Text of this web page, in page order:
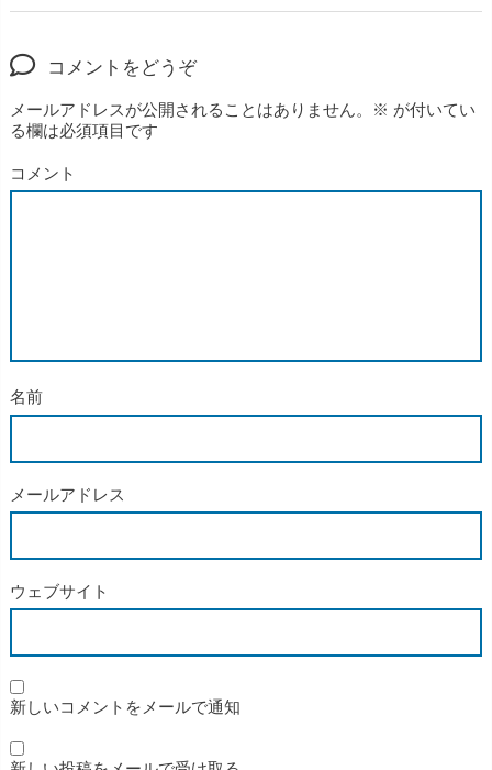
コメントをどうぞ
メールアドレスが公開されることはありません。 ※ が付いてい
る欄は必須項目です
コメント
名前
メールアドレス
ウェブサイト
新しいコメントをメールで通知